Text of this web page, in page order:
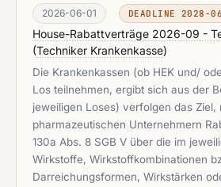
2026-06-01 DEADLINE 2028-
House-Rabattverträge 2026-09 -
(Techniker Krankenkasse)
Die Krankenkassen (ob HEK und/
Los teilnehmen, ergibt sich aus der
jeweiligen Loses) verfolgen das Ziel,
pharmazeutischen Unternehmern
130a Abs. 8 SGB V über die im
Wirkstoffe, Wirkstoffkombinationen
Darreichungsformen, Wirkstärken